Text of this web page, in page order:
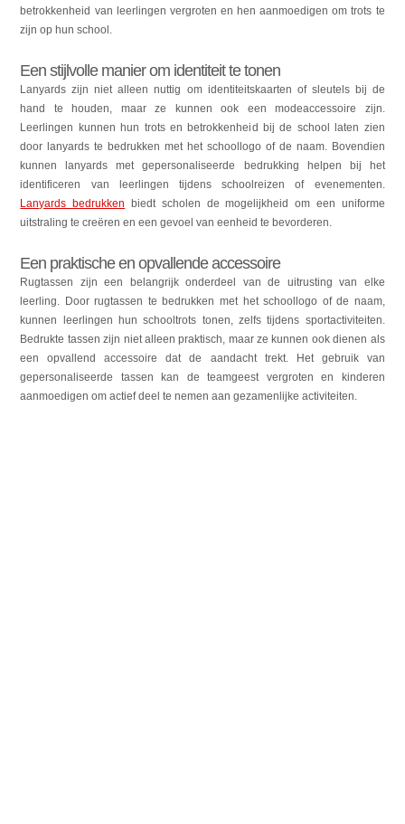
betrokkenheid van leerlingen vergroten en hen aanmoedigen om trots te
zijn op hun school.
Een stijlvolle manier om identiteit te tonen
Lanyards zijn niet alleen nuttig om identiteitskaarten of sleutels bij de
hand te houden, maar ze kunnen ook een modeaccessoire zijn.
Leerlingen kunnen hun trots en betrokkenheid bij de school laten zien
door lanyards te bedrukken met het schoollogo of de naam. Bovendien
kunnen lanyards met gepersonaliseerde bedrukking helpen bij het
identificeren van leerlingen tijdens schoolreizen of evenementen.
Lanyards bedrukken biedt scholen de mogelijkheid om een uniforme
uitstraling te creëren en een gevoel van eenheid te bevorderen.
Een praktische en opvallende accessoire
Rugtassen zijn een belangrijk onderdeel van de uitrusting van elke
leerling. Door rugtassen te bedrukken met het schoollogo of de naam,
kunnen leerlingen hun schooltrots tonen, zelfs tijdens sportactiviteiten.
Bedrukte tassen zijn niet alleen praktisch, maar ze kunnen ook dienen als
een opvallend accessoire dat de aandacht trekt. Het gebruik van
gepersonaliseerde tassen kan de teamgeest vergroten en kinderen
aanmoedigen om actief deel te nemen aan gezamenlijke activiteiten.